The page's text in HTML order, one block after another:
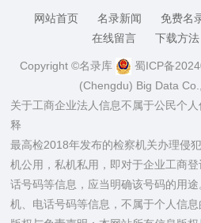
网站首页 名录新闻 免费名
在线留言
下载方法
Copyright ©名录库 蜀ICP备
(Chengdu) Big Data
关于工商企业法人信息不属于公民个
释
最高检2018年发布的检察机关办理侵
机公用，私机私用，即对于企业工商
话号码等信息，应当明确该号码的用
机、电话号码等信息，不属于个人信息